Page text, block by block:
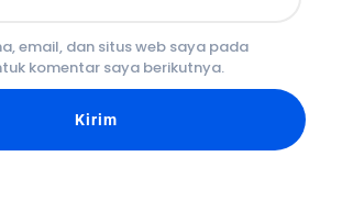
email, dan situs web saya pada
komentar saya berikutnya.